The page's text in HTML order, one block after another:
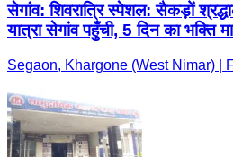
सेगांव: शिवरात्रि स्पेशल: सैकड़ों
यात्रा सेगांव पहुँची, 5 दिन का भक्ति
Segaon, Khargone (West Nimar) |